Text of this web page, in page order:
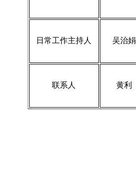
日常工作主持人 吴治娟
联系人 黄利